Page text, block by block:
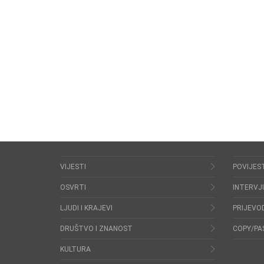
VIJESTI
OSVRTI
LJUDI I KRAJEVI
DRUŠTVO I ZNANOST
KULTURA
COPY/